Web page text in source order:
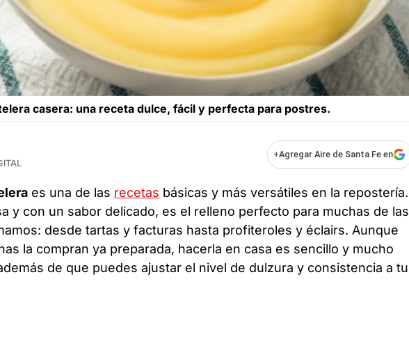
casera: una receta dulce, fácil y perfecta para postres.
+Agregar Aire de Santa Fe en
es una de las recetas básicas y más versátiles en la repostería.
y con un sabor delicado, es el relleno perfecto para muchas de las
desde tartas y facturas hasta profiteroles y éclairs. Aunque
la compran ya preparada, hacerla en casa es sencillo y mucho
de que puedes ajustar el nivel de dulzura y consistencia a tu